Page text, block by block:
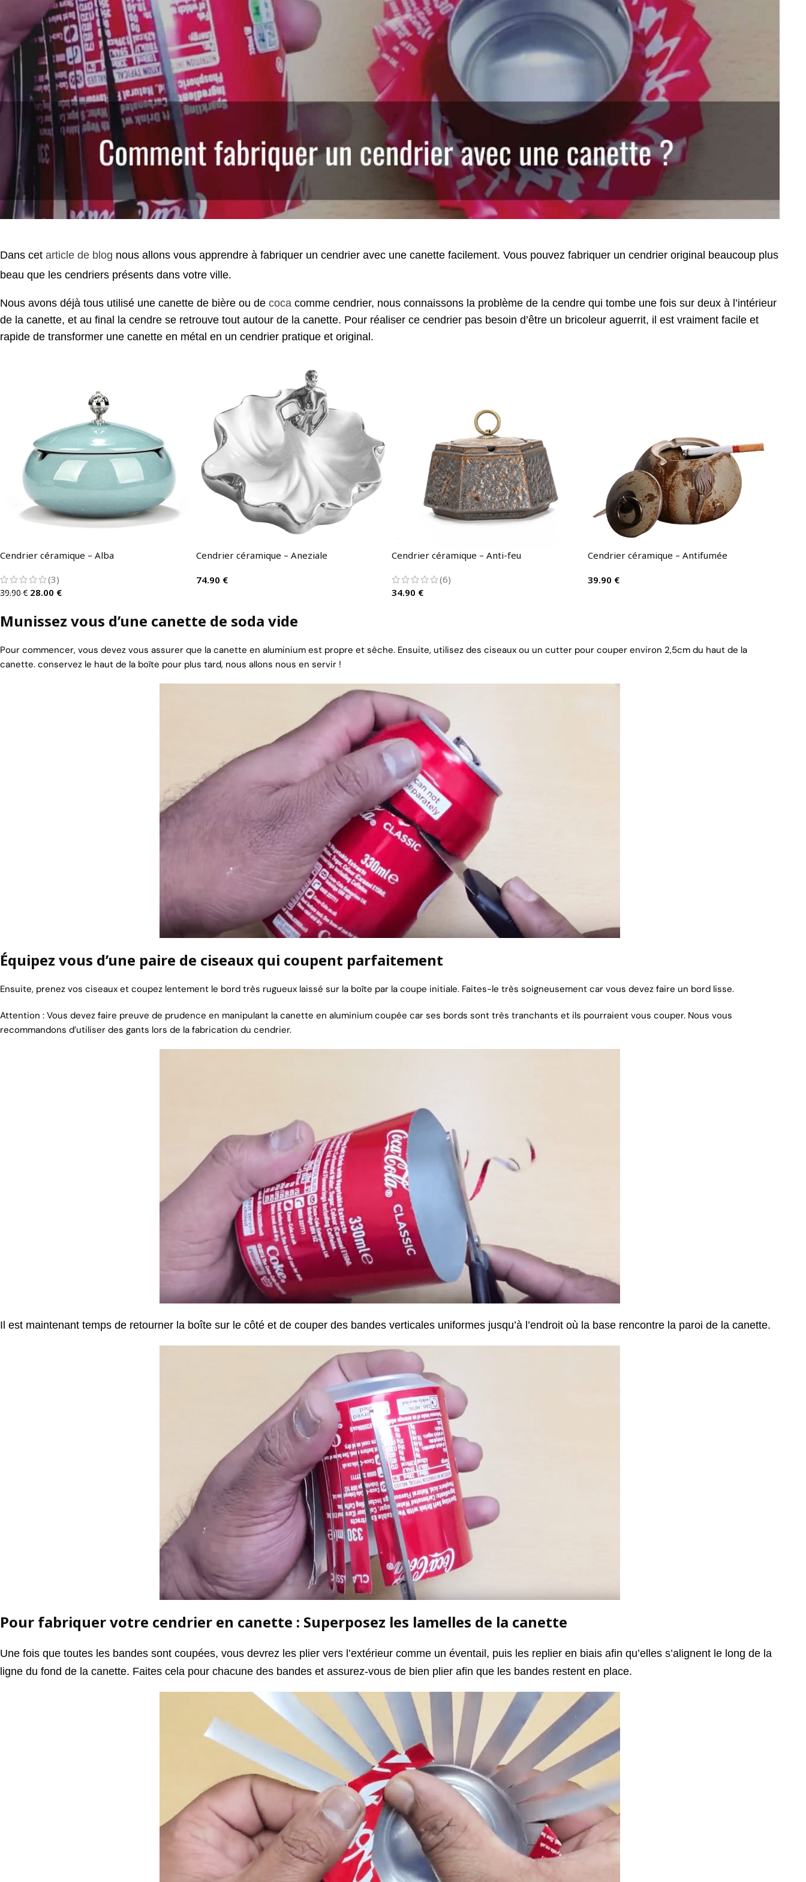
Dans cet article de blog nous allons vous apprendre à fabriquer un cendrier avec une canette facilement. Vous pouvez fabriquer un cendrier original beaucoup plus
beau que les cendriers présents dans votre ville.
Nous avons déjà tous utilisé une canette de bière ou de coca comme cendrier, nous connaissons la problème de la cendre qui tombe une fois sur deux à l’intérieur
de la canette, et au final la cendre se retrouve tout autour de la canette. Pour réaliser ce cendrier pas besoin d’être un bricoleur aguerrit, il est vraiment facile et
rapide de transformer une canette en métal en un cendrier pratique et original.
Cendrier céramique – Alba
(3)
39.90€ 28.00 €
Cendrier céramique – Aneziale
74.90 €
Cendrier céramique – Anti-feu
(6)
34.90 €
Cendrier céramique – Antifumée
39.90 €
Munissez vous d’une canette de soda vide
Pour commencer, vous devez vous assurer que la canette en aluminium est propre et sèche. Ensuite, utilisez des ciseaux ou un cutter pour couper environ 2,5cm du haut de la
canette. conservez le haut de la boîte pour plus tard, nous allons nous en servir !
Équipez vous d’une paire de ciseaux qui coupent parfaitement
Ensuite, prenez vos ciseaux et coupez lentement le bord très rugueux laissé sur la boîte par la coupe initiale. Faites-le très soigneusement car vous devez faire un bord lisse.
Attention : Vous devez faire preuve de prudence en manipulant la canette en aluminium coupée car ses bords sont très tranchants et ils pourraient vous couper. Nous vous
recommandons d’utiliser des gants lors de la fabrication du cendrier.
Il est maintenant temps de retourner la boîte sur le côté et de couper des bandes verticales uniformes jusqu’à l’endroit où la base rencontre la paroi de la canette.
Pour fabriquer votre cendrier en canette : Superposez les lamelles de la canette
Une fois que toutes les bandes sont coupées, vous devrez les plier vers l’extérieur comme un éventail, puis les replier en biais afin qu’elles s’alignent le long de la
ligne du fond de la canette. Faites cela pour chacune des bandes et assurez-vous de bien plier afin que les bandes restent en place.